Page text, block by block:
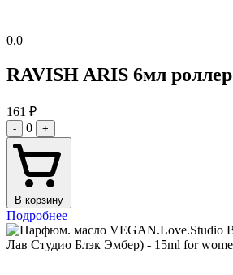
0.0
RAVISH ARIS 6мл роллер
161 ₽
- 0 +
В корзину
Подробнее